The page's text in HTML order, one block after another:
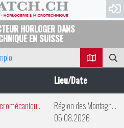
HORLOGER DANS
EN SUISSE
Lieu/Date
Stagiaire Ingénieur Mécanique / Micromécanique (H/F)
Région des Montagnes Neuchâteloises
05.08.2026